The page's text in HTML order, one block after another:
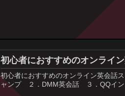
初心者におすすめのオンライ
初心者におすすめのオンライン英会話
ャンプ ２．DMM英会話 ３．QQイン